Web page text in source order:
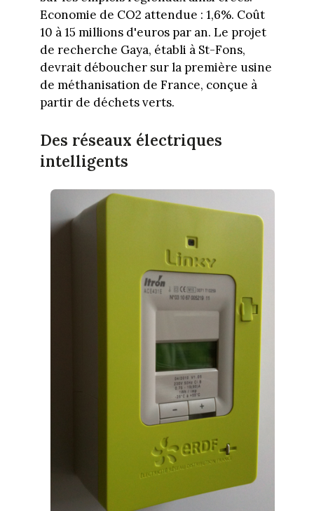
Economie de CO2 attendue : 1,6%. Coût
10 à 15 millions d'euros par an. Le projet
de recherche Gaya, établi à St-Fons,
devrait déboucher sur la première usine
de méthanisation de France, conçue à
partir de déchets verts.
Des réseaux électriques
intelligents